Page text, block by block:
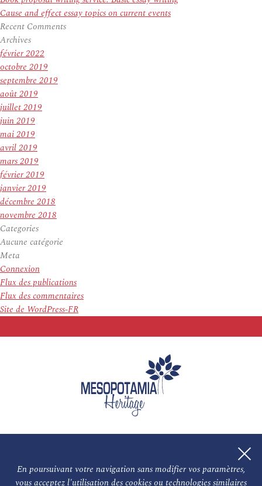
En poursuivant votre navigation sans modifier vos paramètres,
vous acceptez l'utilisation des cookies ou technologies similaires
Cause and effect essay topics on current events
Recent Comments
Archives
février 2022
octobre 2019
septembre 2019
août 2019
juillet 2019
juin 2019
mai 2019
avril 2019
mars 2019
février 2019
janvier 2019
décembre 2018
novembre 2018
Categories
Aucune catégorie
Meta
Connexion
Flux des publications
Flux des commentaires
Site de WordPress-FR